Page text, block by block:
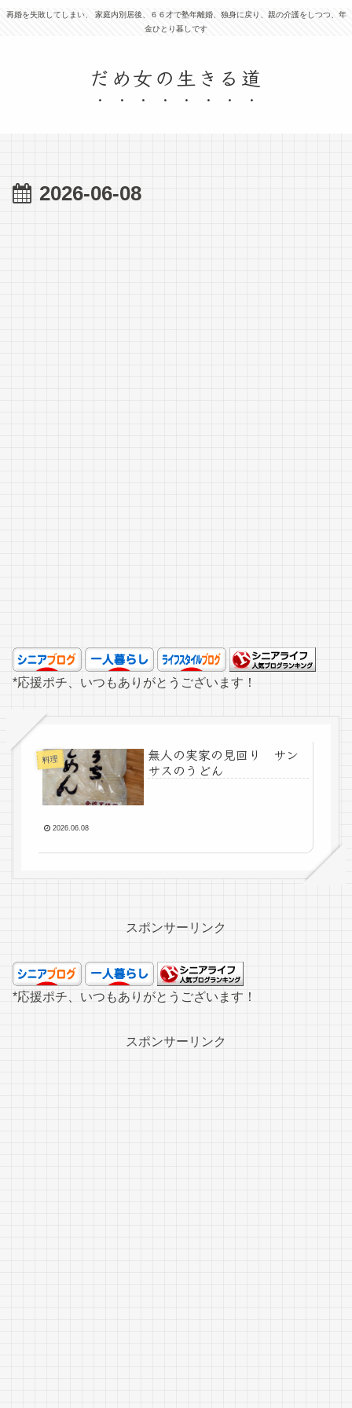
再婚を失敗してしまい、 家庭内別居後、６６才で塾年離婚、独身に戻り、親の介護をしつつ、年
金ひとり暮しです
だめ女の生きる道
2026-06-08
*応援ポチ、いつもありがとうございます！
料理
無人の実家の見回り サン
サスのうどん
2026.06.08
スポンサーリンク
*応援ポチ、いつもありがとうございます！
スポンサーリンク